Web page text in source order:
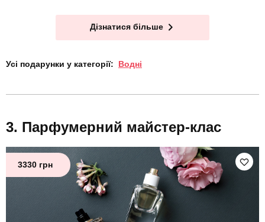
Дізнатися більше
Усі подарунки у категорії: Водні
Парфумерний майстер-клас
3330 грн